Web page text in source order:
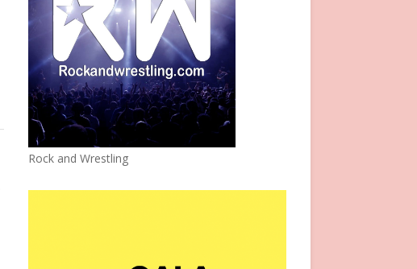
Rock and Wrestling